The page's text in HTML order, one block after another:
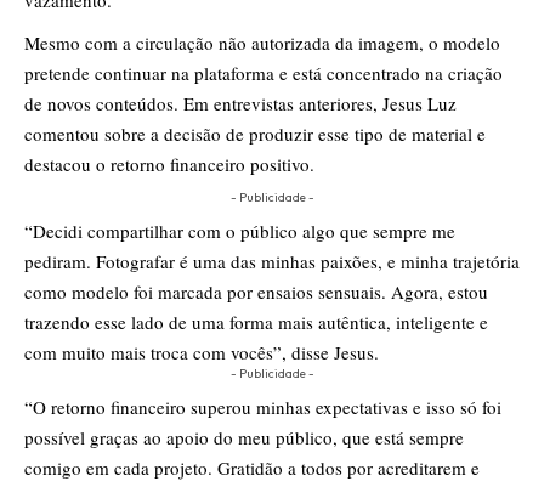
Mesmo com a circulação não autorizada da imagem, o modelo
pretende continuar na plataforma e está concentrado na criação
de novos conteúdos. Em entrevistas anteriores, Jesus Luz
comentou sobre a decisão de produzir esse tipo de material e
destacou o retorno financeiro positivo.
- Publicidade -
“Decidi compartilhar com o público algo que sempre me
pediram. Fotografar é uma das minhas paixões, e minha trajetória
como modelo foi marcada por ensaios sensuais. Agora, estou
trazendo esse lado de uma forma mais autêntica, inteligente e
com muito mais troca com vocês”, disse Jesus.
- Publicidade -
“O retorno financeiro superou minhas expectativas e isso só foi
possível graças ao apoio do meu público, que está sempre
comigo em cada projeto. Gratidão a todos por acreditarem e